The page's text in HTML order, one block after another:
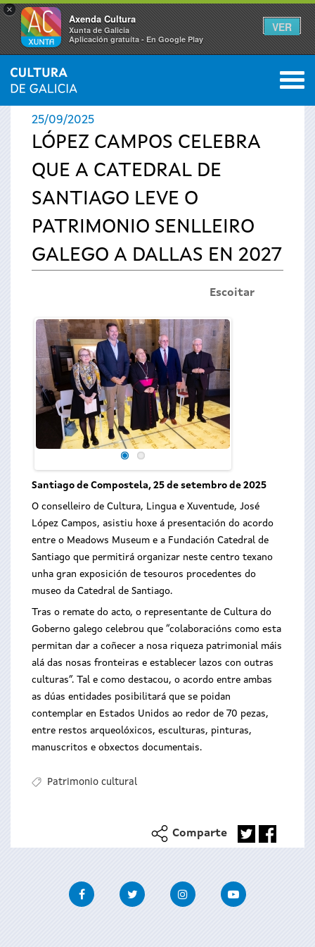
×
Axenda Cultura
Xunta de Galicia
Aplicación gratuíta - En Google Play
VER
Vostede
está
aquí
INICIO › ACTUALIDADE 0
25/09/2025
LÓPEZ CAMPOS CELEBRA
QUE A CATEDRAL DE
SANTIAGO LEVE O
PATRIMONIO SENLLEIRO
GALEGO A DALLAS EN 2027
Escoitar
Santiago de Compostela, 25 de setembro de 2025
O conselleiro de Cultura, Lingua e Xuventude, José
López Campos, asistiu hoxe á presentación do acordo
entre o Meadows Museum e a Fundación Catedral de
Santiago que permitirá organizar neste centro texano
unha gran exposición de tesouros procedentes do
museo da Catedral de Santiago.
Tras o remate do acto, o representante de Cultura do
Goberno galego celebrou que “colaboracións como esta
permitan dar a coñecer a nosa riqueza patrimonial máis
alá das nosas fronteiras e establecer lazos con outras
culturas”. Tal e como destacou, o acordo entre ambas
as dúas entidades posibilitará que se poidan
contemplar en Estados Unidos ao redor de 70 pezas,
entre restos arqueolóxicos, esculturas, pinturas,
manuscritos e obxectos documentais.
Patrimonio cultural
Comparte
FacebookTwitter InstagramYoutube